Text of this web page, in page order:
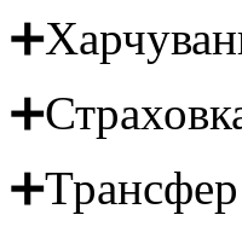
➕Трансфер